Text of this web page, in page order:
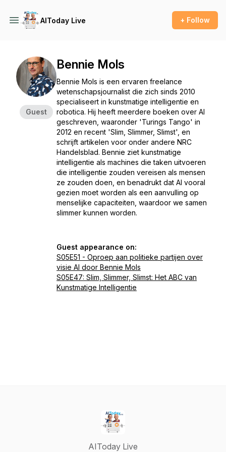
AIToday Live + Follow
Guest
Bennie Mols
Bennie Mols is een ervaren freelance
wetenschapsjournalist die zich sinds 2010
specialiseert in kunstmatige intelligentie en
robotica. Hij heeft meerdere boeken over AI
geschreven, waaronder 'Turings Tango' in
2012 en recent 'Slim, Slimmer, Slimst', en
schrijft artikelen voor onder andere NRC
Handelsblad. Bennie ziet kunstmatige
intelligentie als machines die taken uitvoeren
die intelligentie zouden vereisen als mensen
ze zouden doen, en benadrukt dat AI vooral
gezien moet worden als een aanvulling op
menselijke capaciteiten, waardoor we samen
slimmer kunnen worden.
Guest appearance on:
S05E51 - Oproep aan politieke partijen over
visie AI door Bennie Mols
S05E47: Slim, Slimmer, Slimst: Het ABC van
Kunstmatige Intelligentie
AIToday Live